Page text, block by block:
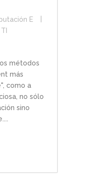
E
TI
métodos
más
como a
no sólo
sino